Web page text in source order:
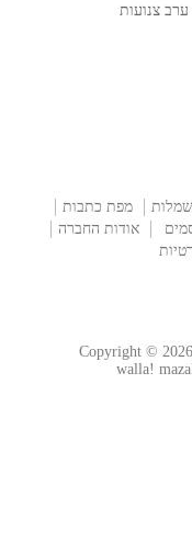
צנועות
מפת כתבות
אודות החברה
walla!